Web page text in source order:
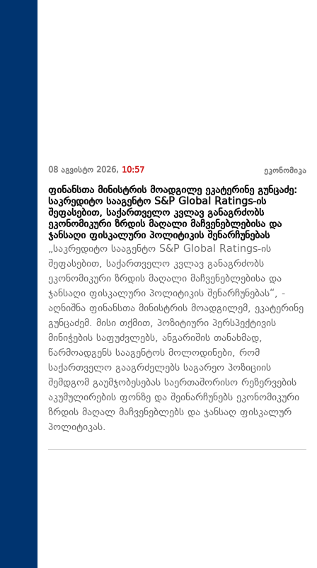
08 აგვისტო 2026, 10:57 ეკონომიკა
ფინანსთა მინისტრის მოადგილე ეკატერინე გუნცაძე:
საკრედიტო სააგენტო S&P Global Ratings-ის
შეფასებით, საქართველო კვლავ განაგრძობს
ეკონომიკური ზრდის მაღალი მაჩვენებლებისა და
ჯანსაღი ფისკალური პოლიტიკის შენარჩუნებას
„საკრედიტო სააგენტო S&P Global Ratings-ის
შეფასებით, საქართველო კვლავ განაგრძობს
ეკონომიკური ზრდის მაღალი მაჩვენებლებისა და
ჯანსაღი ფისკალური პოლიტიკის შენარჩუნებას“, -
აღნიშნა ფინანსთა მინისტრის მოადგილემ, ეკატერინე
გუნცაძემ. მისი თქმით, პოზიტიური პერსპექტივის
მინიჭების საფუძვლებს, ანგარიშის თანახმად,
წარმოადგენს სააგენტოს მოლოდინები, რომ
საქართველო გააგრძელებს საგარეო პოზიციის
შემდგომ გაუმჯობესებას საერთაშორისო რეზერვების
აკუმულირების ფონზე და შეინარჩუნებს ეკონომიკური
ზრდის მაღალ მაჩვენებლებს და ჯანსაღ ფისკალურ
პოლიტიკას.